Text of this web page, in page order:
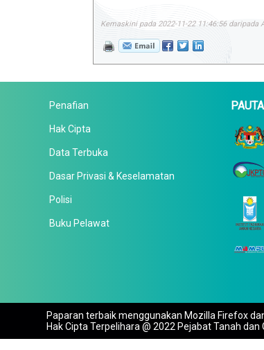
Kemaskini pada 2022-11-22 11:46:56 daripada
Penafian
Hak Cipta
Data Terbuka
Dasar Privasi & Keselamatan
Polisi
Buku Pelawat
Paparan terbaik menggunakan Mozilla Firefox
Hak Cipta Terpelihara @ 2022 Pejabat Tanah dan